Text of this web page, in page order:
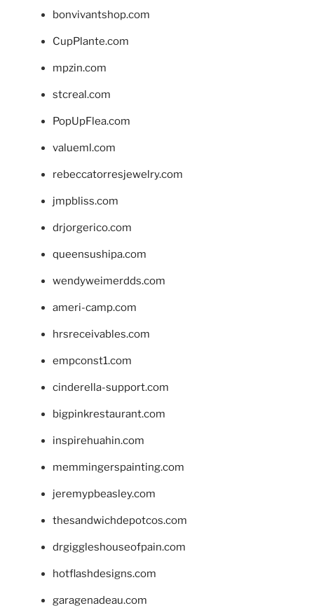
bonvivantshop.com
CupPlante.com
mpzin.com
stcreal.com
PopUpFlea.com
valueml.com
rebeccatorresjewelry.com
jmpbliss.com
drjorgerico.com
queensushipa.com
wendyweimerdds.com
ameri-camp.com
hrsreceivables.com
empconst1.com
cinderella-support.com
bigpinkrestaurant.com
inspirehuahin.com
memmingerspainting.com
jeremypbeasley.com
thesandwichdepotcos.com
drgiggleshouseofpain.com
hotflashdesigns.com
garagenadeau.com